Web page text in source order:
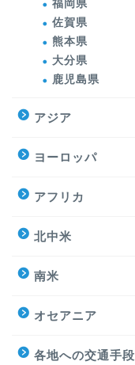
福岡県
佐賀県
熊本県
大分県
鹿児島県
アジア
ヨーロッパ
アフリカ
北中米
南米
オセアニア
各地への交通手段